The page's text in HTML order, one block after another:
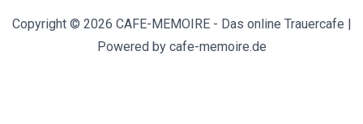
Copyright © 2026 CAFE-MEMOIRE - Das online Trauercafe |
Powered by cafe-memoire.de